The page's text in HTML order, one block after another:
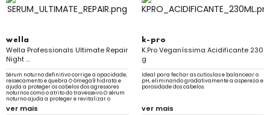
wella
Wella Professionals Ultimate Repair
Night ...
Sérum noturno definitivo corrige a opacidade,
ressecamento e quebra O ômega9 hidrata e
ajuda a proteger os cabelos dos agressores
noturnos como o atrito do travesseiro.O sérum
noturno ajuda a proteger e revitalizar o
cabelo enquanto você dorme
ver mais
k-pro
K.Pro Veganíssima Acidificante 230
g
Ideal para fechar as cutículas e balancear o
pH, eliminando gradativamente a aspereza e
porosidade dos cabelos.
ver mais